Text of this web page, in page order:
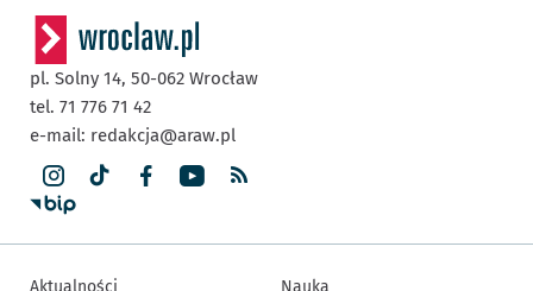
pl. Solny 14, 50-062 Wrocław
tel. 71 776 71 42
e-mail: redakcja@araw.pl
Aktualności Nauka